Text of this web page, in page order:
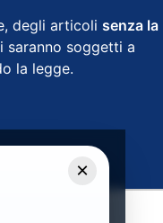
degli articoli senza la
saranno soggetti a
la legge.
×